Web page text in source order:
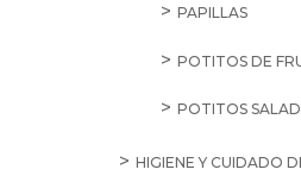
PAPILLAS
POTITOS DE
POTITOS
HIGIENE Y CUIDADO